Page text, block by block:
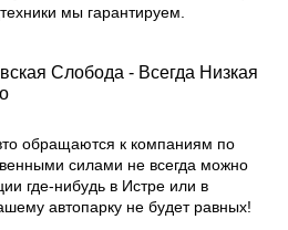
мы гарантируем.
Слобода - Всегда Низкая
обращаются к компаниям по
силами не всегда можно
где-нибудь в Истре или в
автопарку не будет равных!